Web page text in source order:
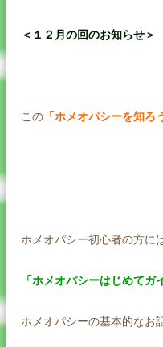
＜１２月の回のお知らせ＞
この 「ホメオパシーを知ろ
ホメオパシー初心者の方に
「ホメオパシーはじめてガ
ホメオパシーの基本的なお